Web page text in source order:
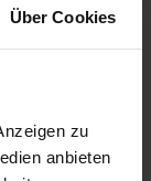
Über Cookies
zu
anbieten
in Berlin.